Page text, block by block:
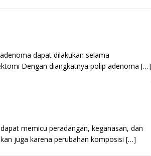
dapat dilakukan selama
Dengan diangkatnya polip adenoma […]
memicu peradangan, keganasan, dan
juga karena perubahan komposisi […]